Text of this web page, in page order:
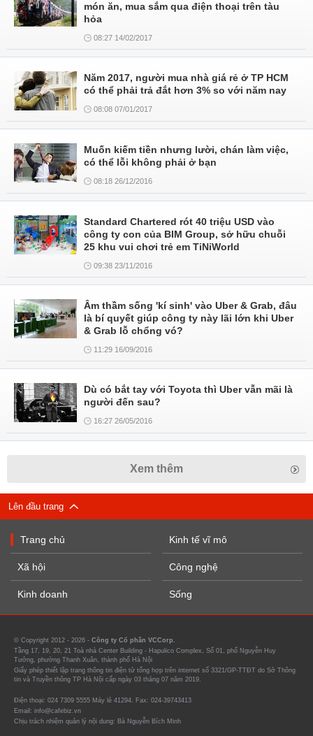
món ăn, mua sắm qua điện thoại trên tàu
hỏa
08:27 14/02/2017
Năm 2017, người mua nhà giá rẻ ở TP HCM
có thể phải trả đắt hơn 3% so với năm nay
08:08 07/01/2017
Muốn kiếm tiền nhưng lười, chán làm việc,
có thể lỗi không phải ở bạn
08:18 26/12/2016
Standard Chartered rót 40 triệu USD vào
công ty con của BIM Group, sở hữu chuỗi
25 khu vui chơi trẻ em TiNiWorld
09:38 23/11/2016
Âm thầm sống 'kí sinh' vào Uber & Grab, đâu
là bí quyết giúp công ty này lãi lớn khi Uber
& Grab lỗ chổng vó?
11:29 16/09/2016
Dù có bắt tay với Toyota thì Uber vẫn mãi là
người đến sau?
16:27 26/05/2016
Xem thêm
Lên đầu trang
Trang chủ
Xã hội
Kinh doanh
Kinh tế vĩ mô
Công nghệ
Sống
© Copyright 2012 - 2026 - Công ty Cổ phần VCCorp.
Tầng 17, 19, 20, 21 Toà nhà Center Building - Hapulico Complex, Số 01, phố Nguyễn Huy
Tưởng, phường Thanh Xuân, thành phố Hà Nội
Giấy phép thiết lập trang thông tin điện tử tổng hợp trên internet số 3321/GP-TTĐT do Sở Thông
tin và Truyền thông TP Hà Nội cấp ngày 03 tháng 07 năm 2019.
Điện thoại: 024 7309 5555 Máy lẻ 41294. Fax: 024-39743413
Email: info@cafebiz.vn
Chịu trách nhiệm quản lý nội dung: Bà Nguyễn Bích Minh